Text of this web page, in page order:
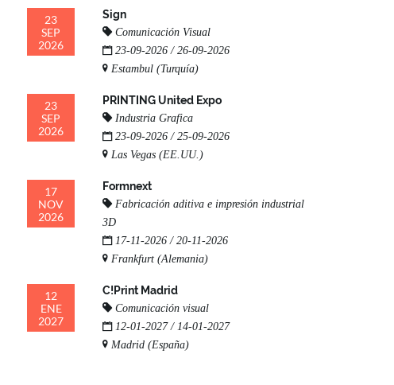
23
SEP
2026
Sign
Comunicación Visual
23-09-2026 / 26-09-2026
Estambul (Turquía)
23
SEP
2026
PRINTING United Expo
Industria Grafica
23-09-2026 / 25-09-2026
Las Vegas (EE.UU.)
17
NOV
2026
Formnext
Fabricación aditiva e impresión industrial
3D
17-11-2026 / 20-11-2026
Frankfurt (Alemania)
12
ENE
2027
C!Print Madrid
Comunicación visual
12-01-2027 / 14-01-2027
Madrid (España)